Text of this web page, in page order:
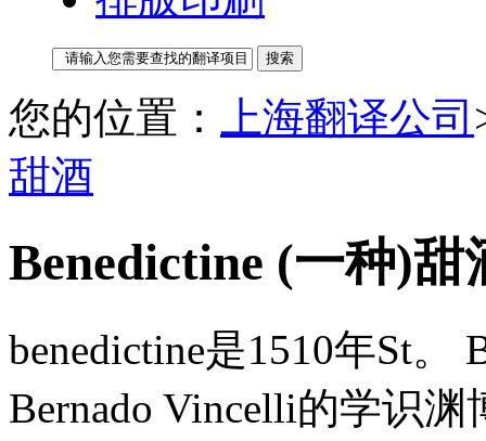
您的位置： 上海翻译公司
甜酒
Benedictine (一种)甜
benedictine是1510年St。
Bernado Vincelli的学识